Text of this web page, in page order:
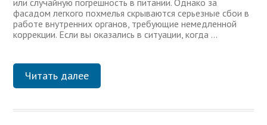
или случайную погрешность в питании. Однако за
фасадом легкого похмелья скрываются серьезные сбои в
работе внутренних органов, требующие немедленной
коррекции. Если вы оказались в ситуации, когда …
Читать далее